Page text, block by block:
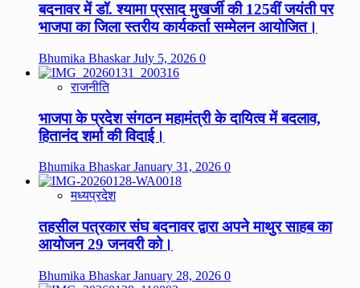
बदनावर में डॉ. श्यामा प्रसाद मुखर्जी की 125वीं जयंती पर
भाजपा का जिला स्तरीय कार्यकर्ता सम्मेलन आयोजित।
Bhumika BhaskarJuly 5, 2026 0
राजनीति
भाजपा के प्रदेश संगठन महामंत्री के दायित्व में बदलाव,
हितानंद शर्मा की विदाई।
Bhumika BhaskarJanuary 31, 2026 0
मध्यप्रदेश
तहसील पत्रकार संघ बदनावर द्वारा अपने माथुर साहब का
आयोजन 29 जनवरी को।
Bhumika BhaskarJanuary 28, 2026 0